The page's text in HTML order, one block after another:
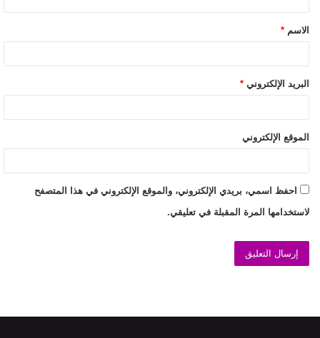
الاسم *
البريد الإلكتروني *
الموقع الإلكتروني
احفظ اسمي، بريدي الإلكتروني، والموقع الإلكتروني في هذا المتصفح
لاستخدامها المرة المقبلة في تعليقي.